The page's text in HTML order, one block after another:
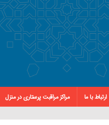
ارتباط با ما مراکز مراقبت پرستاری در منزل